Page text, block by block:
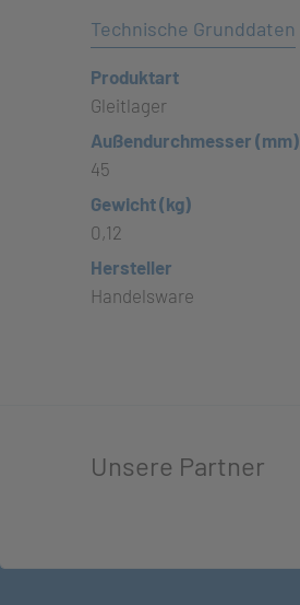
Technische Grunddaten
Produktart
Gleitlager
Außendurchmesser (mm)
45
Gewicht (kg)
0,12
Hersteller
Handelsware
Unsere Partner